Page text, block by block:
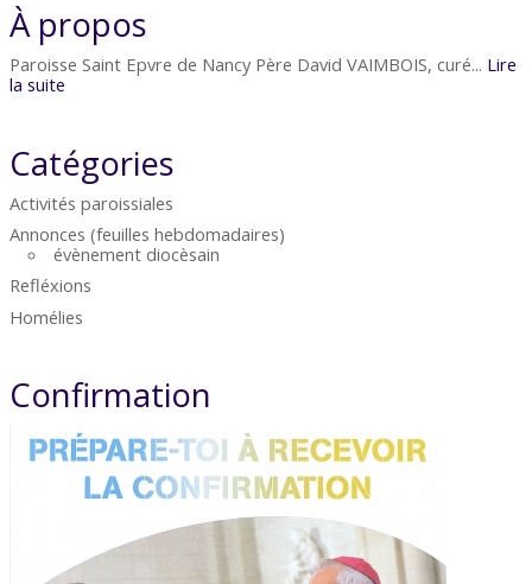
À propos
Paroisse Saint Epvre de Nancy Père David VAIMBOIS, curé... Lire
la suite
Catégories
Activités paroissiales
Annonces (feuilles hebdomadaires)
évènement diocèsain
Refléxions
Homélies
Confirmation